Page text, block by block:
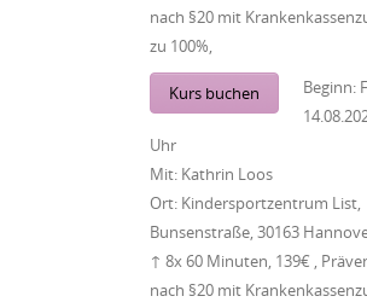
nach §20 mit
zu 100%,
Kurs buchen Beginn:
Uhr
Mit: Kathrin Loos
Ort: Kindersportzentrum List,
Bunsenstraße, 30163
↑ 8x 60 Minuten, 139€ ,
nach §20 mit